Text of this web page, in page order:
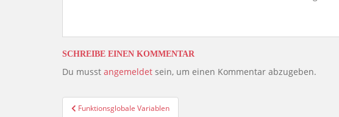
SCHREIBE EINEN KOMMENTAR
Du musst angemeldet sein, um einen Kommentar abzugeben.
Beitragsnavigation
Funktionsglobale Variablen